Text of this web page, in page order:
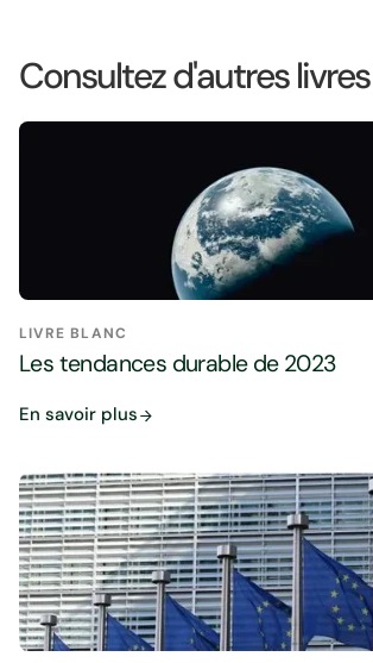
Consultez d'autres
LIVRE BLANC
Les tendances durable de 2023
En savoir plus